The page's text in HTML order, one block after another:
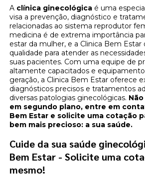
A clínica ginecológica é uma
visa a prevenção, diagnóstico e
relacionadas ao sistema reprodutor
medicina é de extrema importância
estar da mulher, e a Clinica Bem Estar
qualidade para atender as
suas pacientes. Com uma equipe de
altamente capacitados e
geração, a Clinica Bem Estar oferece
diagnósticos precisos e tratamentos
diversas patologias ginecológicas.
em segundo plano, entre em
Bem Estar e solicite uma cotação
bem mais precioso: a sua saúde.
Cuide da sua saúde
Bem Estar - Solicite uma
mesmo!